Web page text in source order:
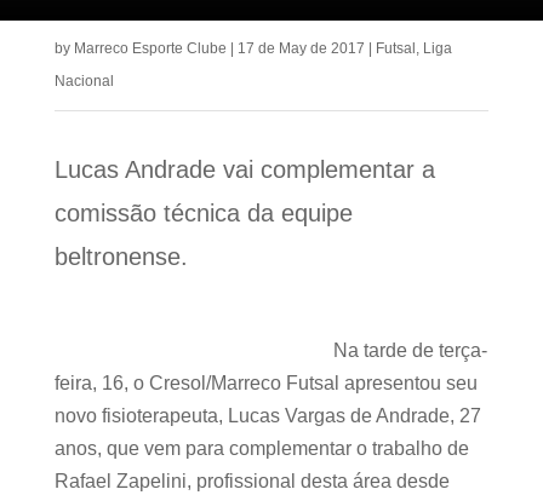
by Marreco Esporte Clube 17 de May de 2017 Futsal , Liga
Nacional
Lucas Andrade vai complementar a
comissão técnica da equipe
beltronense.
Na tarde de terça-
feira, 16, o Cresol/Marreco Futsal apresentou seu
novo fisioterapeuta, Lucas Vargas de Andrade, 27
anos, que vem para complementar o trabalho de
Rafael Zapelini, profissional desta área desde